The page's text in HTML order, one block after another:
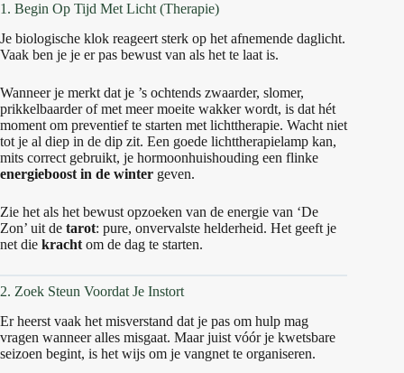
1. Begin Op Tijd Met Licht (Therapie)
Je biologische klok reageert sterk op het afnemende daglicht.
Vaak ben je je er pas bewust van als het te laat is.
Wanneer je merkt dat je ’s ochtends zwaarder, slomer,
prikkelbaarder of met meer moeite wakker wordt, is dat hét
moment om preventief te starten met lichttherapie. Wacht niet
tot je al diep in de dip zit. Een goede lichttherapielamp kan,
mits correct gebruikt, je hormoonhuishouding een flinke
energieboost in de winter geven.
Zie het als het bewust opzoeken van de energie van ‘De
Zon’ uit de tarot: pure, onvervalste helderheid. Het geeft je
net die kracht om de dag te starten.
2. Zoek Steun Voordat Je Instort
Er heerst vaak het misverstand dat je pas om hulp mag
vragen wanneer alles misgaat. Maar juist vóór je kwetsbare
seizoen begint, is het wijs om je vangnet te organiseren.